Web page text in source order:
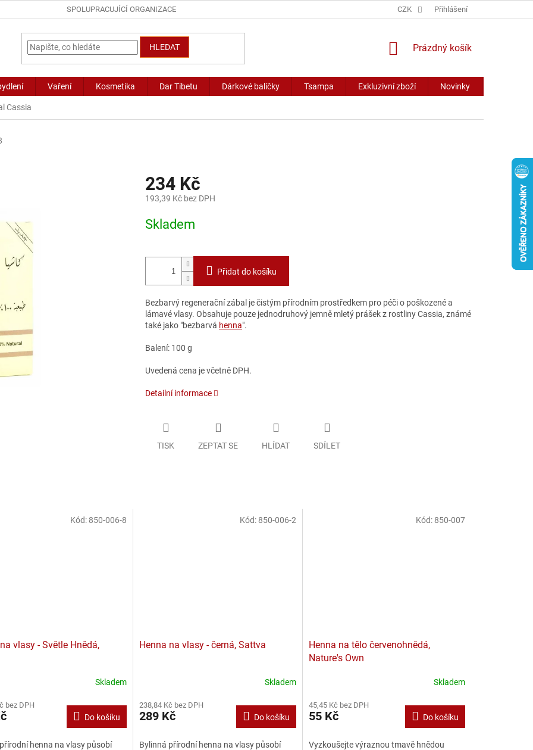
SPOLUPRACUJÍCÍ ORGANIZACE CZK Přihlášení
HLEDAT
NÁKUPNÍ
Prázdný košík
Vaření Kosmetika Dar Tibetu Dárkové balíčky Tsampa Exkluzivní zboží Novinky
Cassia
234 Kč
193,39 Kč bez DPH
cena:
Skladem
Přidat do košíku
Bezbarvý regenerační zábal je čistým přírodním prostředkem pro péči o poškozené a
lámavé vlasy. Obsahuje pouze jednodruhový jemně mletý prášek z rostliny Cassia, známé
také jako "bezbarvá henna".
Balení: 100 g
Uvedená cena je včetně DPH.
Detailní informace
TISK ZEPTAT SE HLÍDAT SDÍLET
vlasy - Světle Hnědá,
Skladem
bez DPH
Do košíku
henna na vlasy působí
Kód: 850-006-8
Henna na vlasy - černá, Sattva
Skladem
238,84 Kč bez DPH
289 Kč Do košíku
Bylinná přírodní henna na vlasy působí
Kód: 850-006-2
Henna na tělo červenohnědá,
Nature's Own
Skladem
45,45 Kč bez DPH
55 Kč Do košíku
Vyzkoušejte výraznou tmavě hnědou
Kód: 850-007